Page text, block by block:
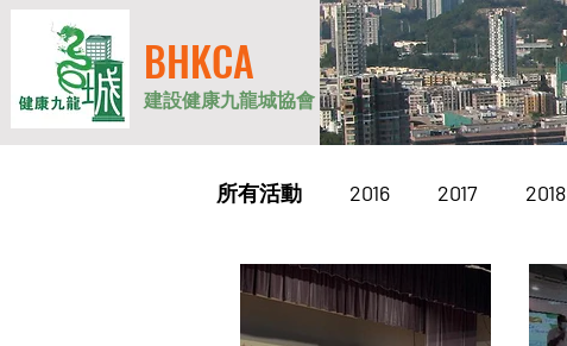
BHKCA
建設健康九龍城協會
所有活動 2016 2017 2018